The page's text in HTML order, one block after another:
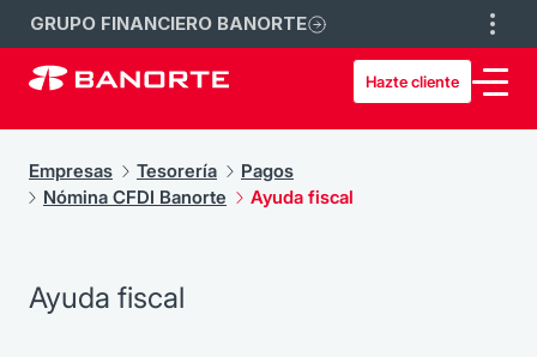
GRUPO FINANCIERO BANORTE
Hazte cliente
Empresas Tesorería
Pagos
Nómina CFDI Banorte
Ayuda fiscal
Ayuda fiscal